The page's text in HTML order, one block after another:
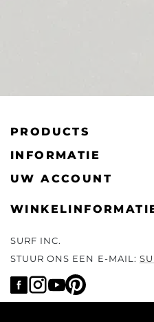
PRODUCTS
INFORMATIE
UW ACCOUNT
SURF INC.
STUUR ONS EEN E-MAIL: